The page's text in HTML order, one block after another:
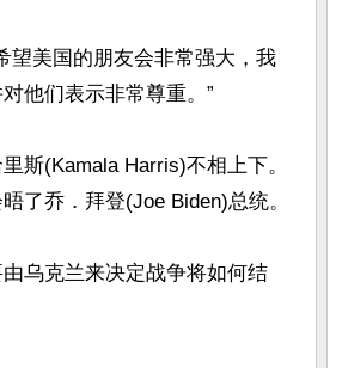
望美国的朋友会非常强大，我
他们表示非常尊重。”
斯(Kamala Harris)不相上下。
了乔．拜登(Joe Biden)总统。
乌克兰来决定战争将如何结